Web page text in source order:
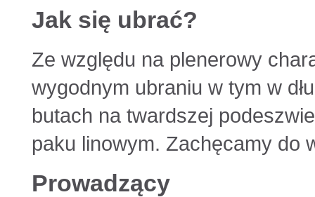
Jak się ubrać?
Ze względu na plenerowy
wygodnym ubraniu w tym w
butach na twardszej
paku linowym. Zachęcamy do
Prowadzący